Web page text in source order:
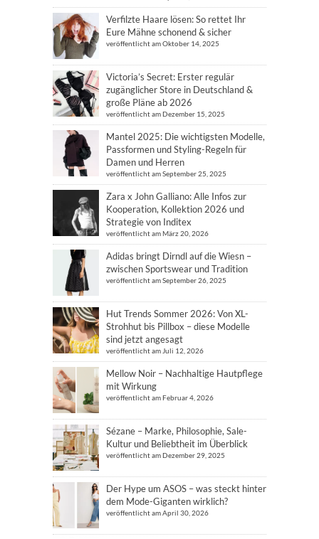
Verfilzte Haare lösen: So rettet Ihr
Eure Mähne schonend & sicher
veröffentlicht am Oktober 14, 2025
Victoria’s Secret: Erster regulär
zugänglicher Store in Deutschland &
große Pläne ab 2026
veröffentlicht am Dezember 15, 2025
Mantel 2025: Die wichtigsten Modelle,
Passformen und Styling-Regeln für
Damen und Herren
veröffentlicht am September 25, 2025
Zara x John Galliano: Alle Infos zur
Kooperation, Kollektion 2026 und
Strategie von Inditex
veröffentlicht am März 20, 2026
Adidas bringt Dirndl auf die Wiesn –
zwischen Sportswear und Tradition
veröffentlicht am September 26, 2025
Hut Trends Sommer 2026: Von XL-
Strohhut bis Pillbox – diese Modelle
sind jetzt angesagt
veröffentlicht am Juli 12, 2026
Mellow Noir – Nachhaltige Hautpflege
mit Wirkung
veröffentlicht am Februar 4, 2026
Sézane – Marke, Philosophie, Sale-
Kultur und Beliebtheit im Überblick
veröffentlicht am Dezember 29, 2025
Der Hype um ASOS – was steckt hinter
dem Mode-Giganten wirklich?
veröffentlicht am April 30, 2026